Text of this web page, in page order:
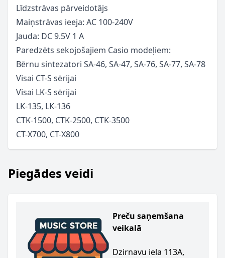
Līdzstrāvas pārveidotājs
Maiņstrāvas ieeja: AC 100-240V
Jauda: DC 9.5V 1 A
Paredzēts sekojošajiem Casio modeļiem:
Bērnu sintezatori SA-46, SA-47, SA-76, SA-77, SA-78
Visai CT-S sērijai
Visai LK-S sērijai
LK-135, LK-136
CTK-1500, CTK-2500, CTK-3500
CT-X700, CT-X800
Piegādes veidi
Preču saņemšana
veikalā
Dzirnavu iela 113A,